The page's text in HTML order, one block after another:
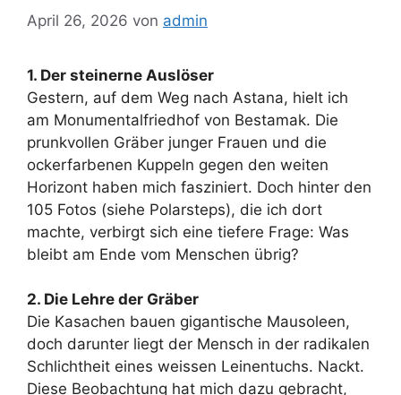
April 26, 2026 von admin
1. Der steinerne Auslöser
Gestern, auf dem Weg nach Astana, hielt ich
am Monumentalfriedhof von Bestamak. Die
prunkvollen Gräber junger Frauen und die
ockerfarbenen Kuppeln gegen den weiten
Horizont haben mich fasziniert. Doch hinter den
105 Fotos (siehe Polarsteps), die ich dort
machte, verbirgt sich eine tiefere Frage: Was
bleibt am Ende vom Menschen übrig?
2. Die Lehre der Gräber
Die Kasachen bauen gigantische Mausoleen,
doch darunter liegt der Mensch in der radikalen
Schlichtheit eines weissen Leinentuchs. Nackt.
Diese Beobachtung hat mich dazu gebracht,